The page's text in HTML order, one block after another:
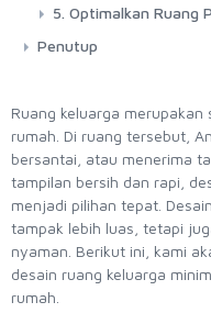
5. Optimalkan Ruang
Penutup
Ruang keluarga
rumah. Di ruang tersebut,
bersantai, atau menerima
tampilan bersih dan rapi,
menjadi pilihan tepat.
tampak lebih luas, tetapi
nyaman. Berikut ini, kami
desain ruang keluarga
rumah.